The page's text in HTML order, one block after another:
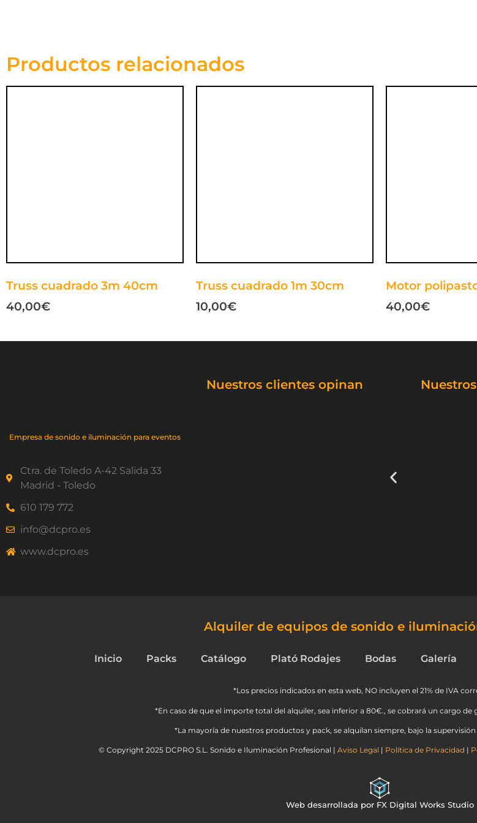
Productos relacionados
Truss cuadrado 3m 40cm
40,00€
Truss cuadrado 1m 30cm
10,00€
Motor
40,00€
Empresa de sonido e iluminación para eventos
Ctra. de Toledo A-42 Salida 33
Madrid - Toledo
610 179 772
info@dcpro.es
www.dcpro.es
Nuestros clientes opinan
Alquiler de equipos de sonido e
Inicio Packs Catálogo Plató Rodajes Bodas Galería
*Los precios indicados en esta web, NO incluyen el 21% de IVA
*En caso de que el importe total del alquiler, sea inferior a 80€., se cobrará un cargo
*La mayoría de nuestros productos y pack, se alquilan siempre, bajo la
© Copyright 2025 DCPRO S.L. Sonido e Iluminación Profesional | Aviso Legal | Política de Privacidad |
Web desarrollada por FX Digital Works Studio